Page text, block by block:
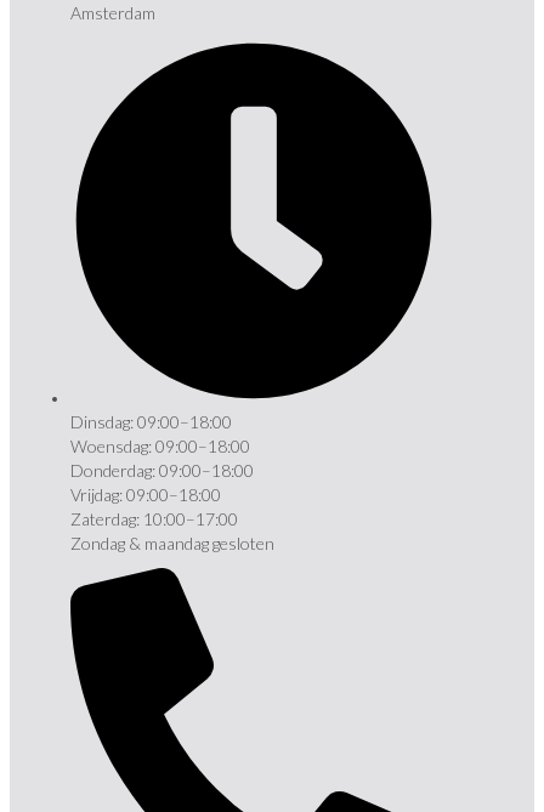
Amsterdam
Dinsdag: 09:00–18:00
Woensdag: 09:00–18:00
Donderdag: 09:00–18:00
Vrijdag: 09:00–18:00
Zaterdag: 10:00–17:00
Zondag & maandag gesloten